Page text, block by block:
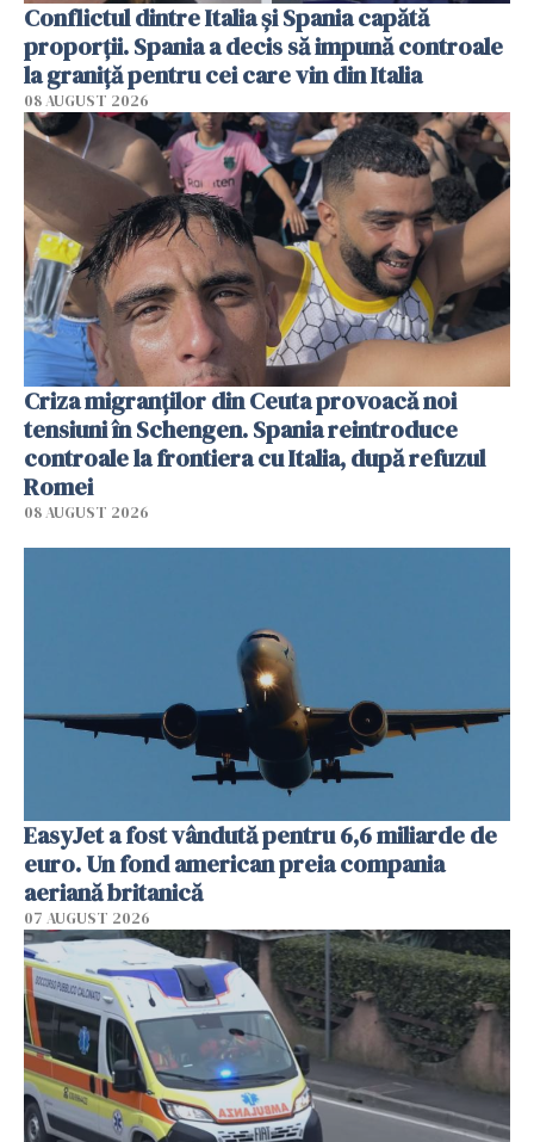
Conflictul dintre Italia și Spania capătă
proporții. Spania a decis să impună controale
la graniță pentru cei care vin din Italia
08 AUGUST 2026
Criza migranților din Ceuta provoacă noi
tensiuni în Schengen. Spania reintroduce
controale la frontiera cu Italia, după refuzul
Romei
08 AUGUST 2026
EasyJet a fost vândută pentru 6,6 miliarde de
euro. Un fond american preia compania
aeriană britanică
07 AUGUST 2026